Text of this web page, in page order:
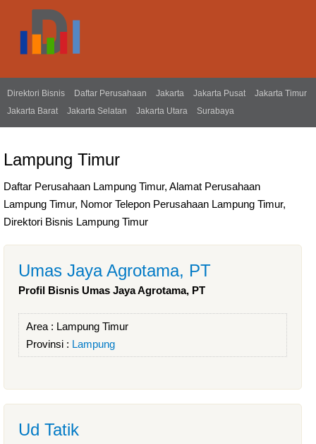
Direktori Bisnis Daftar Perusahaan Jakarta Jakarta Pusat
Jakarta Timur
Jakarta Barat
Jakarta Selatan Jakarta Utara Surabaya
Lampung Timur
Daftar Perusahaan Lampung Timur, Alamat Perusahaan
Lampung Timur, Nomor Telepon Perusahaan Lampung Timur,
Direktori Bisnis Lampung Timur
Umas Jaya Agrotama, PT
Profil Bisnis Umas Jaya Agrotama, PT
Area : Lampung Timur
Provinsi : Lampung
Ud Tatik